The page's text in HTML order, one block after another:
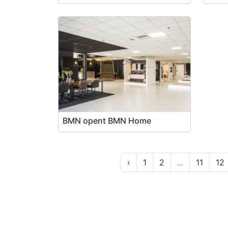
BMN opent BMN Home
‹ 1 2 ... 11 12